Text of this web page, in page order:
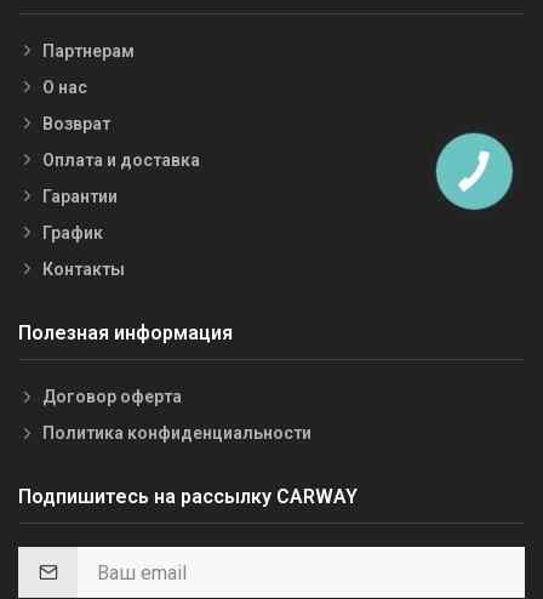
Партнерам
О нас
Возврат
Оплата и доставка
Гарантии
График
Контакты
Полезная информация
Договор оферта
Политика конфиденциальности
Подпишитесь на рассылку CARWAY